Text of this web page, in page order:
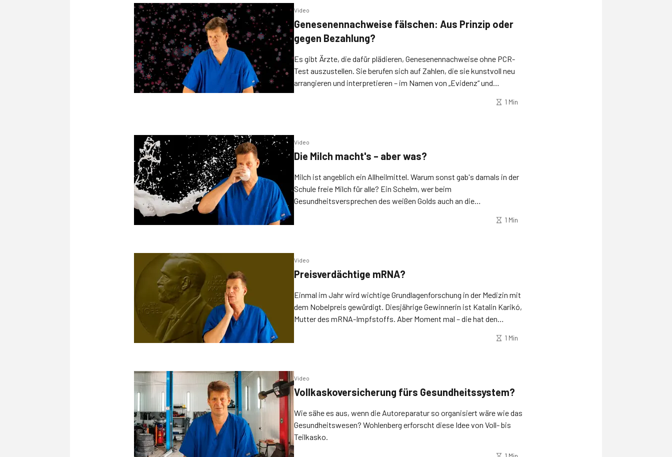
Video
Genesenennachweise fälschen: Aus Prinzip oder
gegen Bezahlung?
Es gibt Ärzte, die dafür plädieren, Genesenennachweise ohne PCR-
Test auszustellen. Sie berufen sich auf Zahlen, die sie kunstvoll neu
arrangieren und interpretieren – im Namen von „Evidenz“ und
1 Min
Video
Die Milch macht's – aber was?
Milch ist angeblich ein Allheilmittel. Warum sonst gab's damals in der
Schule freie Milch für alle? Ein Schelm, wer beim
Gesundheitsversprechen des weißen Golds auch an die
1 Min
Video
Preisverdächtige mRNA?
Einmal im Jahr wird wichtige Grundlagenforschung in der Medizin mit
dem Nobelpreis gewürdigt. Diesjährige Gewinnerin ist Katalin Karikó,
Mutter des mRNA-Impfstoffs. Aber Moment mal – die hat den
1 Min
Video
Vollkaskoversicherung fürs Gesundheitssystem?
Wie sähe es aus, wenn die Autoreparatur so organisiert wäre wie das
Gesundheitswesen? Wohlenberg erforscht diese Idee von Voll- bis
Teilkasko.